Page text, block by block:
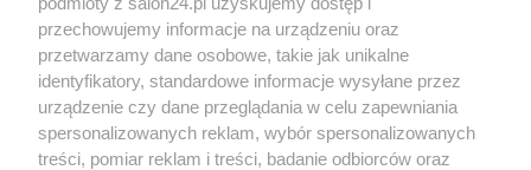
Happy Birthday America!
Tematy Jacek K.M.
USA ŚWIAT HISTORIA KORONAWIRUS
przechowujemy informacje na urządzeniu oraz
przetwarzamy dane osobowe, takie jak unikalne
identyfikatory, standardowe informacje wysyłane przez
urządzenie czy dane przeglądania w celu zapewniania
spersonalizowanych reklam, wybór spersonalizowanych
treści, pomiar reklam i treści, badanie odbiorców oraz